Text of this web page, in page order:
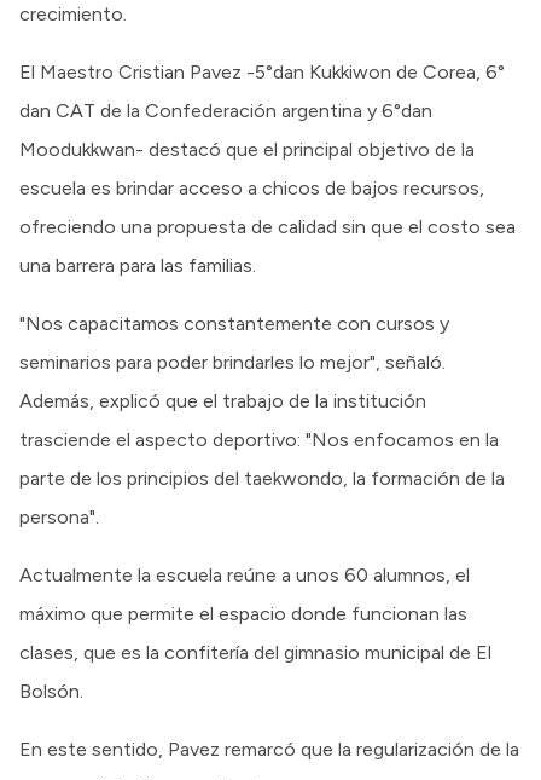
crecimiento.
El Maestro Cristian Pavez -5°dan Kukkiwon de Corea, 6°
dan CAT de la Confederación argentina y 6°dan
Moodukkwan- destacó que el principal objetivo de la
escuela es brindar acceso a chicos de bajos recursos,
ofreciendo una propuesta de calidad sin que el costo sea
una barrera para las familias.
"Nos capacitamos constantemente con cursos y
seminarios para poder brindarles lo mejor", señaló.
Además, explicó que el trabajo de la institución
trasciende el aspecto deportivo: "Nos enfocamos en la
parte de los principios del taekwondo, la formación de la
persona".
Actualmente la escuela reúne a unos 60 alumnos, el
máximo que permite el espacio donde funcionan las
clases, que es la confitería del gimnasio municipal de El
Bolsón.
En este sentido, Pavez remarcó que la regularización de la